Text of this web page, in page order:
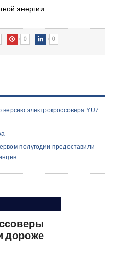
энергии
0 0
электрокроссовера YU7
полугодии предоставили
дороже